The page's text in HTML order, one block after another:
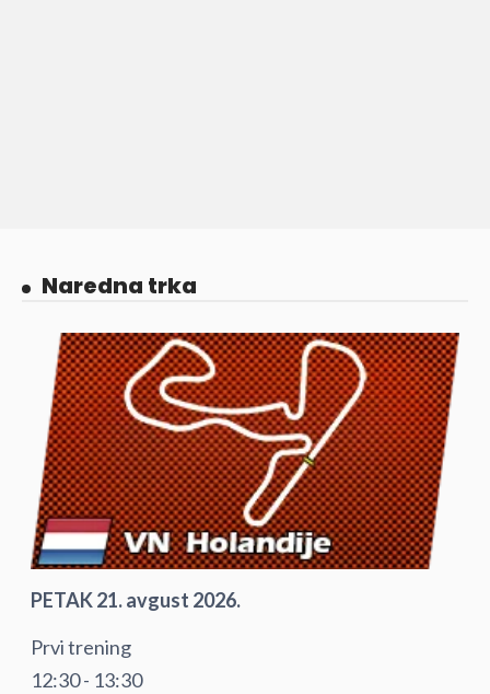
Naredna trka
PETAK 21. avgust 2026.
Prvi trening
12:30 - 13:30